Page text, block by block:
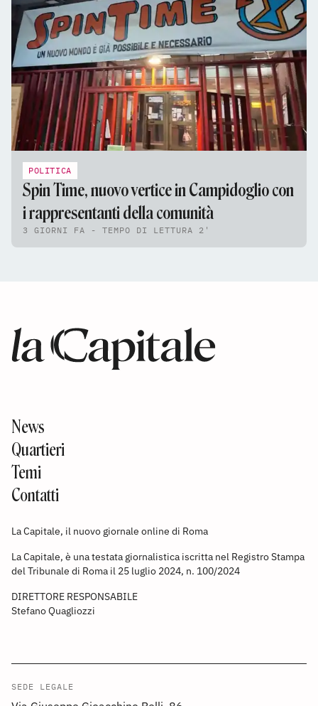
POLITICA
Spin Time, nuovo vertice in Campidoglio con
i rappresentanti della comunità
3 GIORNI FA - TEMPO DI LETTURA 2'
News
Quartieri
Temi
Contatti
La Capitale, il nuovo giornale online di Roma
La Capitale, è una testata giornalistica iscritta nel Registro Stampa
del Tribunale di Roma il 25 luglio 2024, n. 100/2024
DIRETTORE RESPONSABILE
Stefano Quagliozzi
SEDE LEGALE